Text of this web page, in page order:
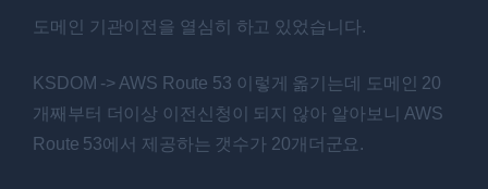
도메인 기관이전을 열심히 하고 있었습니다.
KSDOM -> AWS Route 53 이렇게 옮기는데 도메인 20
개째부터 더이상 이전신청이 되지 않아 알아보니 AWS
Route 53에서 제공하는 갯수가 20개더군요.